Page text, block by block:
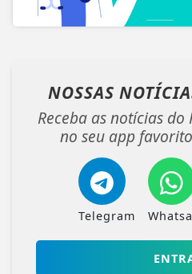
NOSSAS
Receba as notícias
no seu app
Telegram